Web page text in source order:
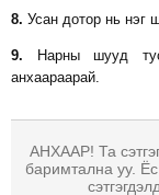
"ОУВС"-
ЭРГЭН
"ЖИ
ТАЙМ"ЫН
ЭРГЭН
8. Усан дотор нь нэг
9. Нарны шууд
анхаараарай.
АНХААР! Та
баримтална уу. Ёс